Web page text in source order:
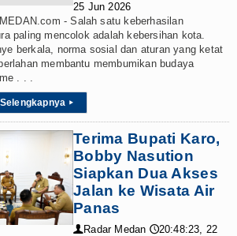
Juventus Dikalahkan Inter Milan
PSG Ditahan Manchester
Chelsea Gilas AC Milan di Laga
Ketua GRIB Jaya Labuhanbatu
Gubernur Bobby Nasution
Rico Waas : Kemerdekaan
Akses Jalan ke Pemandian Air
25 Jun 2026
- Salah satu keberhasilan
paling mencolok adalah kebersihan kota.
berkala, norma sosial dan aturan yang ketat
membantu membumikan budaya
. . .
▸
Terima Bupati Karo,
Bobby Nasution
Siapkan Dua Akses
Jalan ke Wisata Air
Panas
👤 Radar Medan 🕔20:48:23, 22